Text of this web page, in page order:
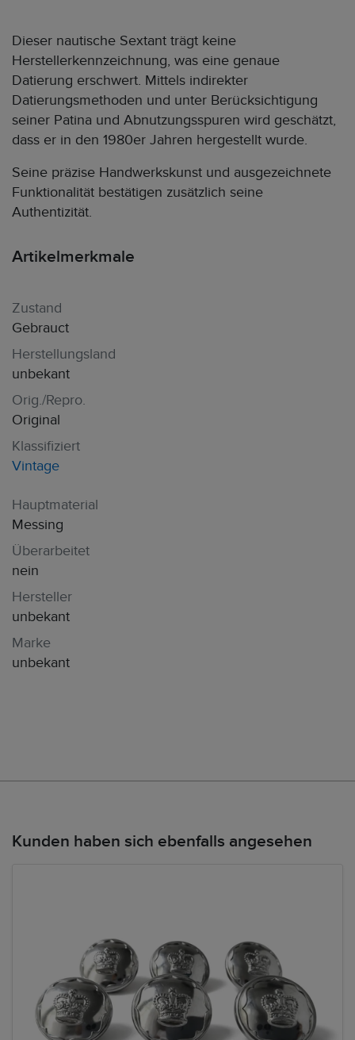
Dieser nautische Sextant trägt keine
Herstellerkennzeichnung, was eine genaue
Datierung erschwert. Mittels indirekter
Datierungsmethoden und unter Berücksichtigung
seiner Patina und Abnutzungsspuren wird geschätzt,
dass er in den 1980er Jahren hergestellt wurde.
Seine präzise Handwerkskunst und ausgezeichnete
Funktionalität bestätigen zusätzlich seine
Authentizität.
Artikelmerkmale
Zustand
Gebrauct
Herstellungsland
unbekant
Orig./Repro.
Original
Klassifiziert
Vintage
Hauptmaterial
Messing
Überarbeitet
nein
Hersteller
unbekant
Marke
unbekant
Kunden haben sich ebenfalls angesehen